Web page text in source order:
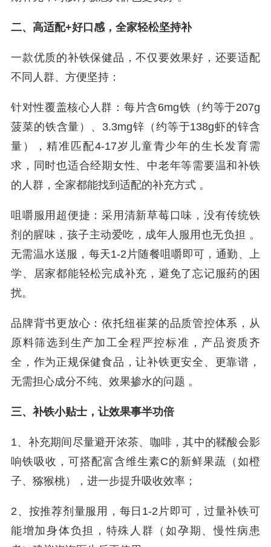
二、高适配+好口感，全家轻松坚持补
一款优质的补铁保健品，不仅要效果好，还要适配
不同人群、方便坚持：
针对性覆盖核心人群：每片含6mg铁（约等于207g
菠菜的铁含量）、3.3mg锌（约等于138g虾的锌含
量），精准匹配4-17岁儿童青少年的生长发育需
求，同时也适合经期女性、中老年等需要温和补铁
的人群，全家都能找到适配的补充方式 。
咀嚼服用超便捷：采用清新草莓口味，没有传统铁
剂的腥味，孩子主动爱吃，成年人服用也无负担 。
无需温水送服，每天1-2片随餐咀嚼即可，通勤、上
学、居家都能轻松完成补充，避免了忘记服药的困
扰。
品牌背书更放心：依托纽崔莱的品质管控体系，从
原料筛选到生产加工全程严控标准，产品资质齐
全，作为正规保健食品，让补铁更安全、更靠谱，
无需担心成分不纯、效果掺水的问题 。
三、补铁小贴士，让效果事半功倍
1、补充期间尽量避开浓茶、咖啡，其中的鞣酸会影
响铁吸收，可搭配富含维生素C的新鲜果蔬（如橙
子、猕猴桃），进一步提升吸收效率；
2、按推荐剂量服用，每日1-2片即可，过量补铁可
能增加身体负担，特殊人群（如孕期、慢性病患